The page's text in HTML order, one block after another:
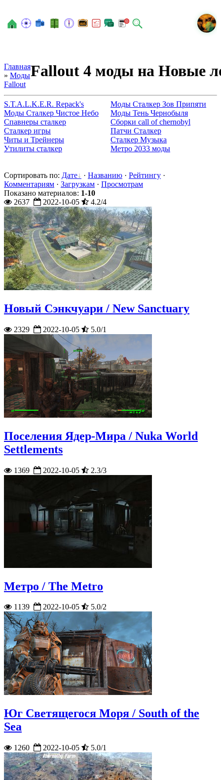
N
Главная
» Моды
Fallout
Fallout 4 моды на Новые
S.T.A.L.K.E.R. Repack's
Моды Сталкер Зов Припяти
Моды Сталкер Чистое Небо
Моды Тень Чернобыля
Спавнеры сталкер
Сборки call of chernobyl
Сталкер игры
Патчи Сталкер
Читы и Трейнеры
Сталкер Музыка
Утилиты сталкер
Метро 2033 моды
Сортировать по: Дате · Названию · Рейтингу ·
Комментариям · Загрузкам · Просмотрам
Показано материалов: 1-10
2637
2022-10-05 4.2/4
Новый Сэнкчуари / New Sanctuary
2329 2022-10-05 5.0/1
Поселения Ядер-Мира / Nuka World
Settlements
1369 2022-10-05 2.3/3
Метро / The Metro
1139 2022-10-05 5.0/2
Юг Светящегося Моря / South of the
Sea
1260 2022-10-05 5.0/1